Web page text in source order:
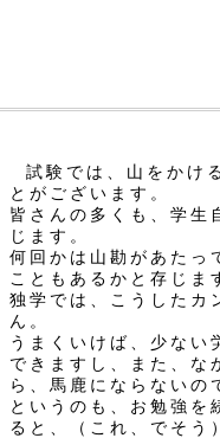
試験では、山をかけ
とがございます。
皆さんの多くも、学生
じます。
何回かは山勘があたっ
こともあるかと存じま
独学では、こうしたカ
ん。
うまくいけば、少ない
できますし、また、な
ら、馬鹿にならないの
というのも、お勉強を
ると、（これ、でそう